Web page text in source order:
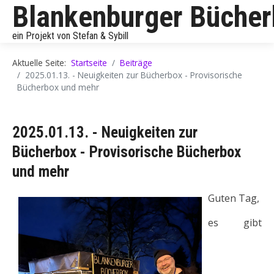
Blankenburger
ein Projekt von Stefan & Sybill
Aktuelle Seite: Startseite
Beiträge
2025.01.13. - Neuigkeiten zur Bücherbox - Provisorische
Bücherbox und mehr
2025.01.13. - Neuigkeiten zur
Bücherbox - Provisorische Bücherbox
und mehr
Guten Tag,
es gibt